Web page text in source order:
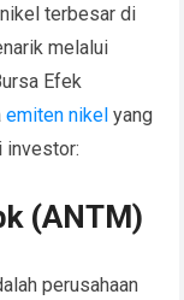
terbesar di
melalui
Efek
emiten nikel yang
investor:
(ANTM)
perusahaan